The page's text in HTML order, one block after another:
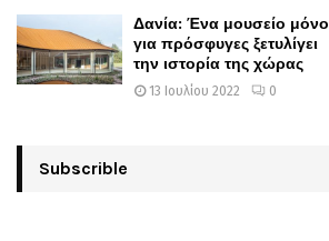
Δανία: Ένα μουσείο μόνο
για πρόσφυγες ξετυλίγει
την ιστορία της χώρας
13 Ιουλίου 2022 0
Subscrible